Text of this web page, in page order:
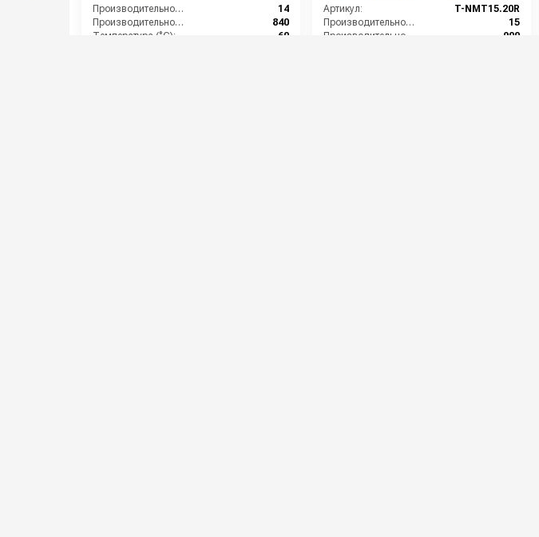
Производительность (л/мин):
14
Производительность (л/ч):
840
Температура (°C):
60
Артикул:
T-NMT15.20R
Производительность (л/мин):
15
Производительность (л/ч):
900